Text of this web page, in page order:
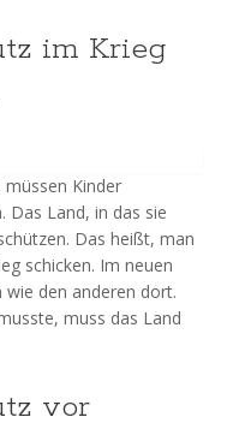
im Krieg
Kinder
Das Land, in das sie
Das heißt, man
schicken. Im neuen
den anderen dort.
muss das Land
vor